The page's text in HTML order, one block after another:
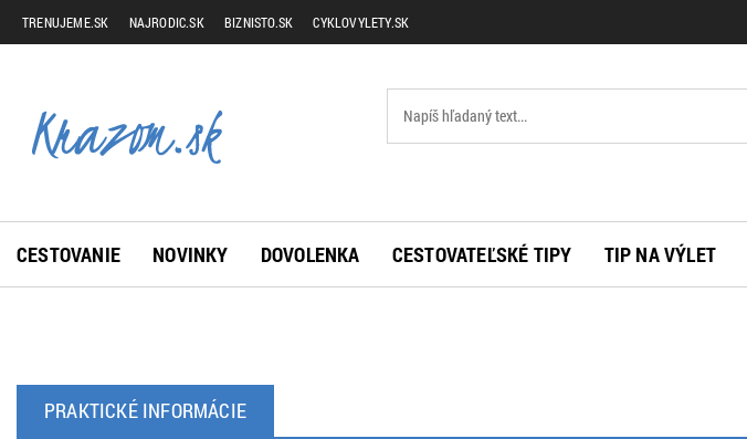
TRENUJEME.SK NAJRODIC.SK BIZNISTO.SK CYKLOVYLETY.SK
CESTOVANIE NOVINKY DOVOLENKA CESTOVATEĽSKÉ TIPY TIP NA VÝLET
PRAKTICKÉ INFORMÁCIE